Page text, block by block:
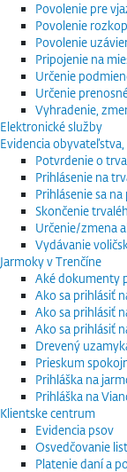
Povolenie pre
Povolenie
Povolenie
Pripojenie na
Určenie
Určenie
Vyhradenie,
Elektronické služby
Evidencia obyvateľstva,
Potvrdenie o
Prihlásenie na
Prihlásenie sa
Skončenie
Určenie/zmena
Vydávanie
Jarmoky v Trenčíne
Aké dokumenty
Ako sa prihlásiť
Ako sa prihlásiť
Ako sa prihlásiť
Drevený
Prieskum
Prihláška na
Prihláška na
Klientske centrum
Evidencia psov
Osvedčovanie
Platenie daní a